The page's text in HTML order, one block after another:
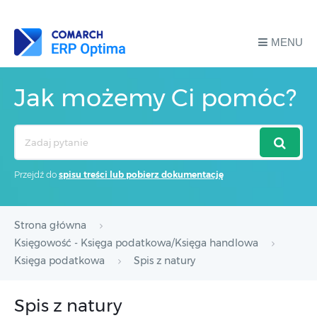
MENU
Jak możemy Ci pomóc?
Przejdź do spisu treści lub pobierz dokumentację
Strona główna
Księgowość - Księga podatkowa/Księga handlowa
Księga podatkowa
Spis z natury
Spis z natury